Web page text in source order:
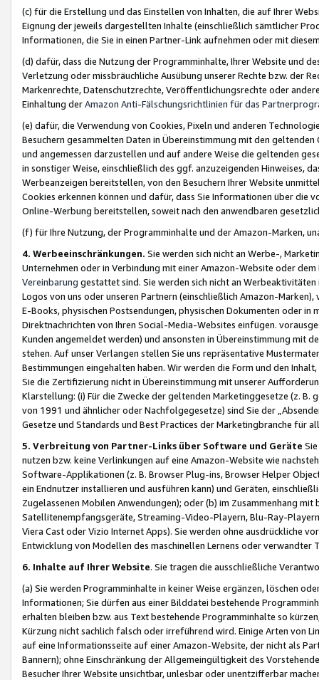
(c) für die Erstellung und das Einstellen von Inhalten, die auf Ihrer
Eignung der jeweils dargestellten Inhalte (einschließlich sämtlicher
Informationen, die Sie in einen Partner-Link aufnehmen oder mit
(d) dafür, dass die Nutzung der Programminhalte, Ihrer Website und
Verletzung oder missbräuchliche Ausübung unserer Rechte bzw. der
Markenrechte, Datenschutzrechte, Veröffentlichungsrechte oder
Einhaltung derAmazon Anti-Fälschungsrichtlinien für das
(e) dafür, die Verwendung von Cookies, Pixeln und anderen
Besuchern gesammelten Daten in Übereinstimmung mit den
und angemessen darzustellen und auf andere Weise die geltenden
in sonstiger Weise, einschließlich des ggf. anzuzeigenden Hinweises,
Werbeanzeigen bereitstellen, von den Besuchern Ihrer Website
Cookies erkennen können und dafür, dass Sie Informationen über die
Online-Werbung bereitstellen, soweit nach den anwendbaren
(f) für Ihre Nutzung, der Programminhalte und der Amazon-Marken,
4. Werbeeinschränkungen. Sie werden sich nicht an Werbe-,
Unternehmen oder in Verbindung mit einer Amazon-Website oder
Vereinbarung gestattet sind. Sie werden sich nicht an
Logos von uns oder unseren Partnern (einschließlich Amazon-
E-Books, physischen Postsendungen, physischen Dokumenten oder in
Direktnachrichten von Ihren Social-Media-Websites einfügen.
Kunden angemeldet werden) und ansonsten in Übereinstimmung mit
stehen. Auf unser Verlangen stellen Sie uns repräsentative
Bestimmungen eingehalten haben. Wir werden die Form und den
Sie die Zertifizierung nicht in Übereinstimmung mit unserer
Klarstellung: (i) Für die Zwecke der geltenden Marketinggesetze (z. B.
von 1991 und ähnlicher oder Nachfolgegesetze) sind Sie der
Gesetze und Standards und Best Practices der Marketingbranche für
5. Verbreitung von Partner-Links über Software und Geräte
nutzen bzw. keine Verlinkungen auf eine Amazon-Website wie
Software-Applikationen (z. B. Browser Plug-ins, Browser Helper
ein Endnutzer installieren und ausführen kann) und Geräten,
Zugelassenen Mobilen Anwendungen); oder (b) im Zusammenhang
Satellitenempfangsgeräte, Streaming-Video-Playern, Blu-Ray-
Viera Cast oder Vizio Internet Apps). Sie werden ohne ausdrückliche
Entwicklung von Modellen des maschinellen Lernens oder
6. Inhalte auf Ihrer Website. Sie tragen die ausschließliche
(a) Sie werden Programminhalte in keiner Weise ergänzen, löschen
Informationen; Sie dürfen aus einer Bilddatei bestehende
erhalten bleiben bzw. aus Text bestehende Programminhalte so
Kürzung nicht sachlich falsch oder irreführend wird. Einige Arten von
auf eine Informationsseite auf einer Amazon-Website, der nicht als
Bannern); ohne Einschränkung der Allgemeingültigkeit des
Besucher Ihrer Website unsichtbar, unlesbar oder unentzifferbar